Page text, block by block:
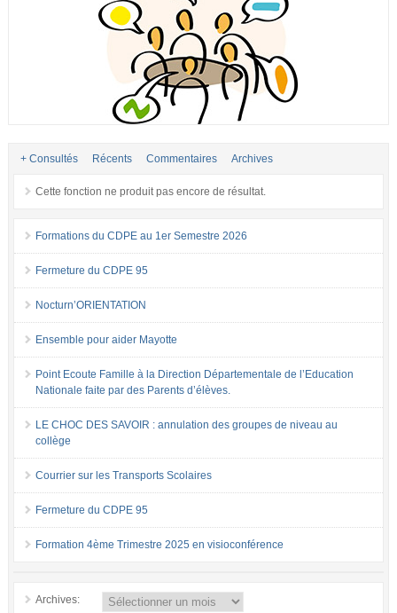
+ Consultés Récents Commentaires Archives
Cette fonction ne produit pas encore de résultat.
Formations du CDPE au 1er Semestre 2026
Fermeture du CDPE 95
Nocturn’ORIENTATION
Ensemble pour aider Mayotte
Point Ecoute Famille à la Direction Départementale de l’Education
Nationale faite par des Parents d’élèves.
LE CHOC DES SAVOIR : annulation des groupes de niveau au
collège
Courrier sur les Transports Scolaires
Fermeture du CDPE 95
Formation 4ème Trimestre 2025 en visioconférence
Archives: